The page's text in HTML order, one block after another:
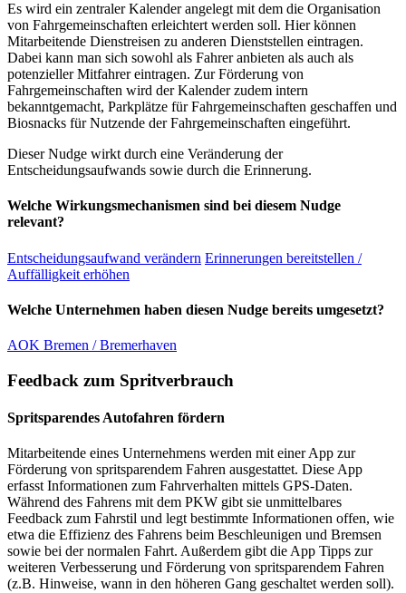
Es wird ein zentraler Kalender angelegt mit dem die Organisation
von Fahrgemeinschaften erleichtert werden soll. Hier können
Mitarbeitende Dienstreisen zu anderen Dienststellen eintragen.
Dabei kann man sich sowohl als Fahrer anbieten als auch als
potenzieller Mitfahrer eintragen. Zur Förderung von
Fahrgemeinschaften wird der Kalender zudem intern
bekanntgemacht, Parkplätze für Fahrgemeinschaften geschaffen und
Biosnacks für Nutzende der Fahrgemeinschaften eingeführt.
Dieser Nudge wirkt durch eine Veränderung der
Entscheidungsaufwands sowie durch die Erinnerung.
Welche Wirkungsmechanismen sind bei diesem Nudge
relevant?
Entscheidungsaufwand verändern Erinnerungen bereitstellen /
Auffälligkeit erhöhen
Welche Unternehmen haben diesen Nudge bereits umgesetzt?
AOK Bremen / Bremerhaven
Feedback zum Spritverbrauch
Spritsparendes Autofahren fördern
Mitarbeitende eines Unternehmens werden mit einer App zur
Förderung von spritsparendem Fahren ausgestattet. Diese App
erfasst Informationen zum Fahrverhalten mittels GPS-Daten.
Während des Fahrens mit dem PKW gibt sie unmittelbares
Feedback zum Fahrstil und legt bestimmte Informationen offen, wie
etwa die Effizienz des Fahrens beim Beschleunigen und Bremsen
sowie bei der normalen Fahrt. Außerdem gibt die App Tipps zur
weiteren Verbesserung und Förderung von spritsparendem Fahren
(z.B. Hinweise, wann in den höheren Gang geschaltet werden soll).